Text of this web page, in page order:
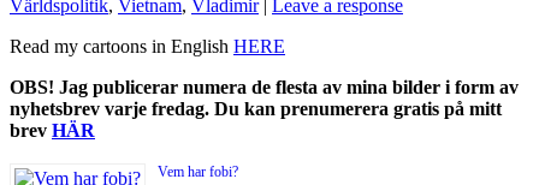
Världspolitik, Vietnam, Vladimir| Leave a response
Read my cartoons in English HERE
OBS! Jag publicerar numera de flesta av mina bilder i form av
nyhetsbrev varje fredag. Du kan prenumerera gratis på mitt
brev HÄR
Vem har fobi?